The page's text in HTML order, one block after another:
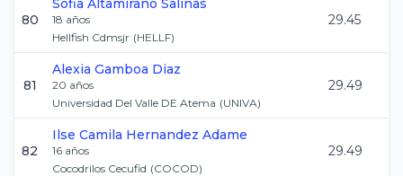
80
Sofia Altamirano Salinas
18 años
Hellfish Cdmsjr (HELLF)
29.45
81
Alexia Gamboa Diaz
20 años
Universidad Del Valle DE Atema (UNIVA)
29.49
82
Ilse Camila Hernandez Adame
16 años
Cocodrilos Cecufid (COCOD)
29.49